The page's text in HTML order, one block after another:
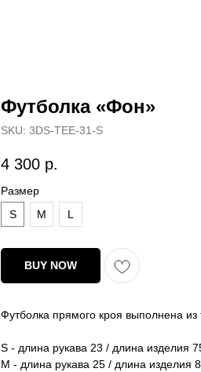
Футболка «Фон»
SKU: 3DS-TEE-31-S
4 300 р.
Размер
S
M L
BUY NOW
Футболка прямого кроя выполнена из
S - длина рукава 23 / длина изделия
M - длина рукава 25 / длина изделия